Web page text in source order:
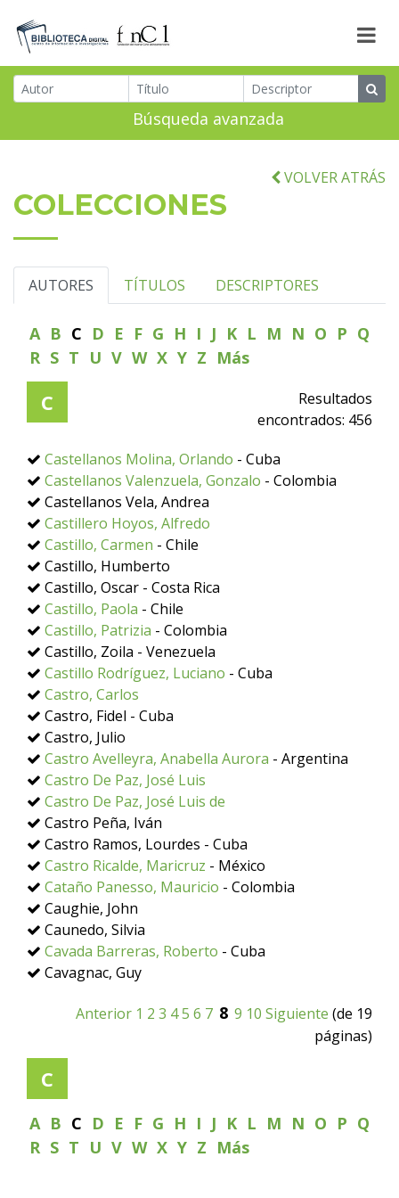
Búsqueda avanzada
VOLVER ATRÁS
COLECCIONES
AUTORES TÍTULOS DESCRIPTORES
A B C D E F G H I J K L M N O P Q
R S T U V W X Y Z Más
C
Resultados
encontrados: 456
Castellanos Molina, Orlando - Cuba
Castellanos Valenzuela, Gonzalo - Colombia
Castellanos Vela, Andrea
Castillero Hoyos, Alfredo
Castillo, Carmen - Chile
Castillo, Humberto
Castillo, Oscar - Costa Rica
Castillo, Paola - Chile
Castillo, Patrizia - Colombia
Castillo, Zoila - Venezuela
Castillo Rodríguez, Luciano - Cuba
Castro, Carlos
Castro, Fidel - Cuba
Castro, Julio
Castro Avelleyra, Anabella Aurora - Argentina
Castro De Paz, José Luis
Castro De Paz, José Luis de
Castro Peña, Iván
Castro Ramos, Lourdes - Cuba
Castro Ricalde, Maricruz - México
Cataño Panesso, Mauricio - Colombia
Caughie, John
Caunedo, Silvia
Cavada Barreras, Roberto - Cuba
Cavagnac, Guy
Anterior 1 2 3 45 6 7 8 9 10 Siguiente (de 19
páginas)
C
A B C D E F G H I J K L M N O P Q
R S T U V W X Y Z Más